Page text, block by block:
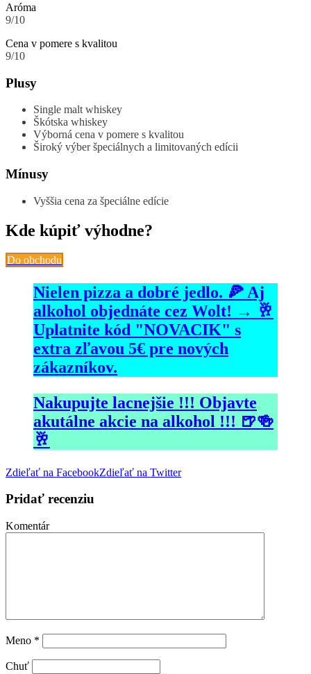
Aróma
9/10
Cena v pomere s kvalitou
9/10
Plusy
Single malt whiskey
Škótska whiskey
Výborná cena v pomere s kvalitou
Široký výber špeciálnych a limitovaných edícii
Mínusy
Vyššia cena za špeciálne edície
Kde kúpiť výhodne?
Do obchodu
Nielen pizza a dobré jedlo. 🍕 Aj
alkohol objednáte cez Wolt! → 🥂
Uplatnite kód "NOVACIK" s
extra zľavou 5€ pre nových
zákazníkov.
Nakupujte lacnejšie !!! Objavte
akutálne akcie na alkohol !!! 🍺🍻
🥂
Zdieľať na FacebookZdieľať na Twitter
Pridať recenziu
Komentár
Meno *
Chuť